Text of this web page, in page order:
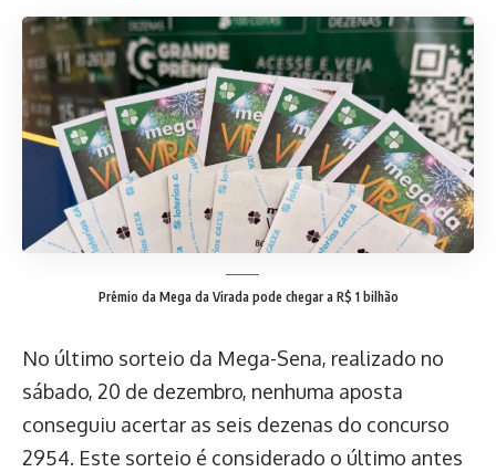
Prêmio da Mega da Virada pode chegar a R$ 1 bilhão
No último sorteio da Mega-Sena, realizado no
sábado, 20 de dezembro, nenhuma aposta
conseguiu acertar as seis dezenas do concurso
2954. Este sorteio é considerado o último antes